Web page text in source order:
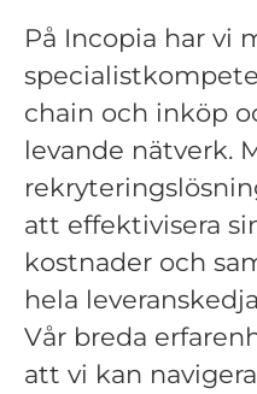
På Incopia har vi
chain och inköp
levande nätverk.
att effektivisera
kostnader och
hela
Vår breda
att vi kan